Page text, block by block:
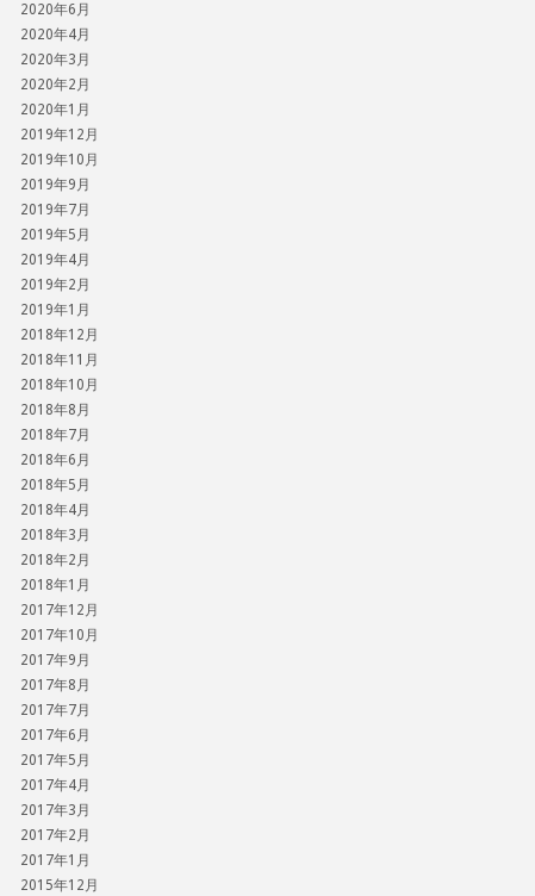
2020年6月
2020年4月
2020年3月
2020年2月
2020年1月
2019年12月
2019年10月
2019年9月
2019年7月
2019年5月
2019年4月
2019年2月
2019年1月
2018年12月
2018年11月
2018年10月
2018年8月
2018年7月
2018年6月
2018年5月
2018年4月
2018年3月
2018年2月
2018年1月
2017年12月
2017年10月
2017年9月
2017年8月
2017年7月
2017年6月
2017年5月
2017年4月
2017年3月
2017年2月
2017年1月
2015年12月